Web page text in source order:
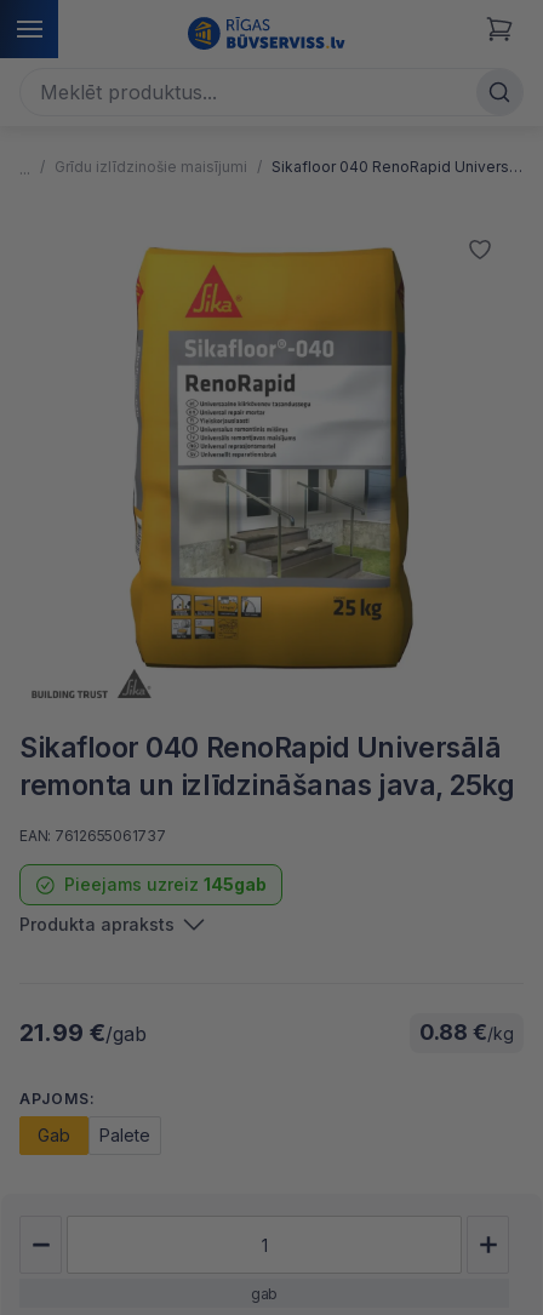
Grīdu izlīdzinošie maisījumi Sikafloor 040 RenoRapid Universālā remonta un izlīdzināšanas java
Sikafloor 040 RenoRapid Universālā
remonta un izlīdzināšanas java, 25kg
Pieejams uzreiz 145gab
EAN: 7612655061737
Produkta apraksts
21.99 €/gab 0.88 €/kg
APJOMS:
Gab Palete
gab